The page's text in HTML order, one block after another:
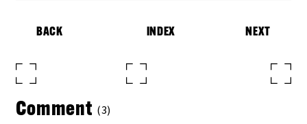
BACK INDEX NEXT
Comment (3)